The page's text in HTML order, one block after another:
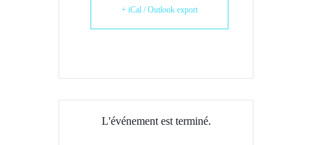
+ iCal / Outlook export
L'événement est terminé.